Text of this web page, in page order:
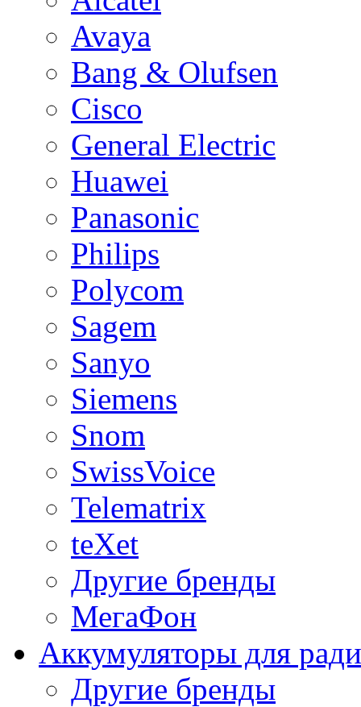
Avaya
Bang & Olufsen
Cisco
General Electric
Huawei
Panasonic
Philips
Polycom
Sagem
Sanyo
Siemens
Snom
SwissVoice
Telematrix
teXet
Другие бренды
МегаФон
Аккумуляторы для
Другие бренды